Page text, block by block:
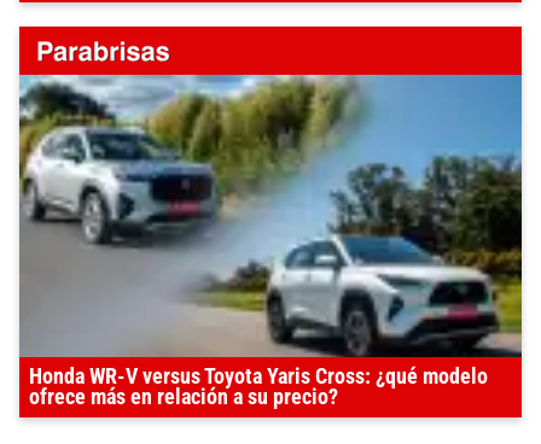
Honda WR-V versus Toyota Yaris Cross: ¿qué modelo
ofrece más en relación a su precio?